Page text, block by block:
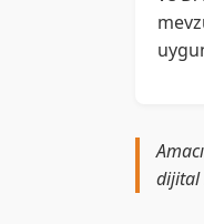
dijital